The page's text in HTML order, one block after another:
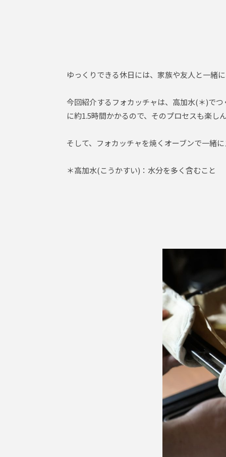
ゆっくりできる休日には、家族や友人と一緒
今回紹介するフォカッチャは、高加水(＊)で
に約1.5時間かかるので、そのプロセスも楽し
そして、フォカッチャを焼くオーブンで一緒
＊高加水(こうかすい)：水分を多く含むこと